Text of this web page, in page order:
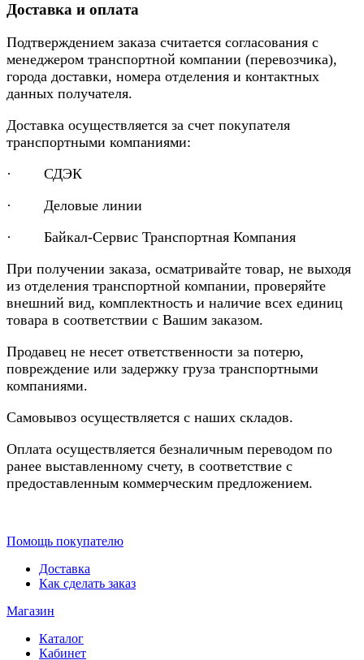
Доставка и оплата
Подтверждением заказа считается согласования с
менеджером транспортной компании (перевозчика),
города доставки, номера отделения и контактных
данных получателя.
Доставка осуществляется за счет покупателя
транспортными компаниями:
· СДЭК
· Деловые линии
· Байкал-Сервис Транспортная Компания
При получении заказа, осматривайте товар, не выходя
из отделения транспортной компании, проверяйте
внешний вид, комплектность и наличие всех единиц
товара в соответствии с Вашим заказом.
Продавец не несет ответственности за потерю,
повреждение или задержку груза транспортными
компаниями.
Самовывоз осуществляется с наших складов.
Оплата осуществляется безналичным переводом по
ранее выставленному счету, в соответствие с
предоставленным коммерческим предложением.
Помощь покупателю
Доставка
Как сделать заказ
Магазин
Каталог
Кабинет